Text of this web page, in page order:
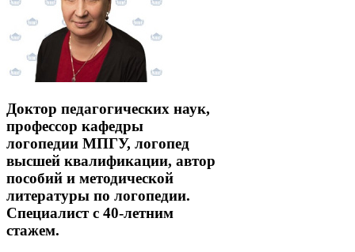
Доктор педагогических наук,
профессор кафедры
логопедии МПГУ, логопед
высшей квалификации, автор
пособий и методической
литературы по логопедии.
Специалист с 40-летним
стажем.